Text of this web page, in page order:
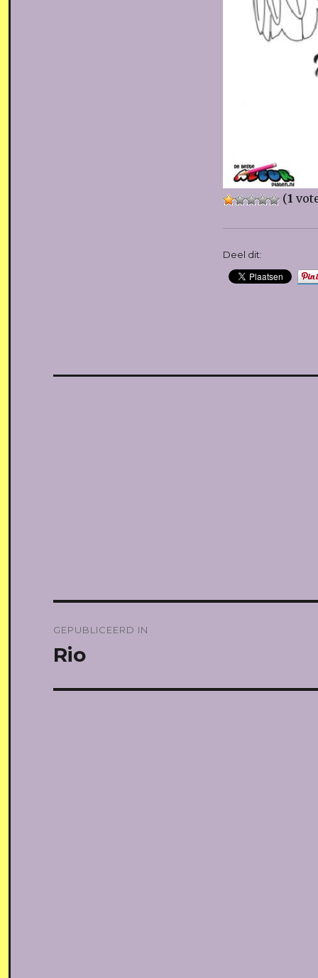
(1
Deel dit:
navigatie
GEPUBLICEERD IN
Rio